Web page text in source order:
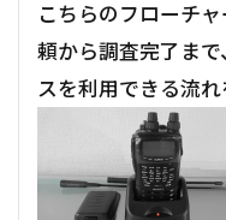
こちらのフローチ
頼から調査完了ま
スを利用できる流れ